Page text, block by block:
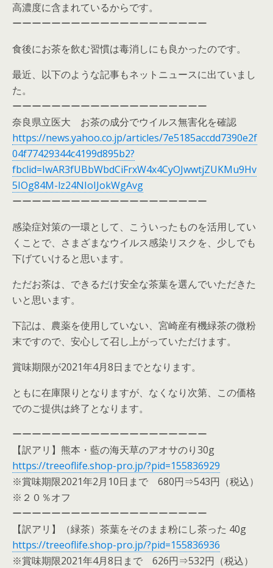
高濃度に含まれているからです。
ーーーーーーーーーーーーーーーーーーーー
食後にお茶を飲む習慣は毒消しにも良かったのです。
最近、以下のような記事もネットニュースに出ていまし
た。
ーーーーーーーーーーーーーーーーーーーー
奈良県立医大 お茶の成分でウイルス無害化を確認
https://news.yahoo.co.jp/articles/7e5185accdd7390e2f
04f77429344c4199d895b2?
fbclid=IwAR3fUBbWbdCiFrxW4x4CyOJwwtjZUKMu9Hv
5IOg84M-lz24NIoIJokWgAvg
ーーーーーーーーーーーーーーーーーーーー
感染症対策の一環として、こういったものを活用してい
くことで、さまざまなウイルス感染リスクを、少しでも
下げていけると思います。
ただお茶は、できるだけ安全な茶葉を選んでいただきた
いと思います。
下記は、農薬を使用していない、宮崎産有機緑茶の微粉
末ですので、安心して召し上がっていただけます。
賞味期限が2021年4月8日までとなります。
ともに在庫限りとなりますが、なくなり次第、この価格
でのご提供は終了となります。
ーーーーーーーーーーーーーーーーーーーー
【訳アリ】熊本・藍の海天草のアオサのり30g
https://treeoflife.shop-pro.jp/?pid=155836929
※賞味期限2021年2月10日まで 680円⇒543円（税込）
※２０％オフ
ーーーーーーーーーーーーーーーーーーーー
【訳アリ】（緑茶）茶葉をそのまま粉にし茶った 40g
https://treeoflife.shop-pro.jp/?pid=155836936
※賞味期限2021年4月8日まで 626円⇒532円（税込）